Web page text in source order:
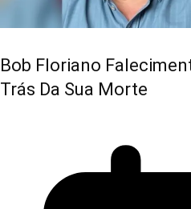
Bob Floriano
Trás Da Sua Morte